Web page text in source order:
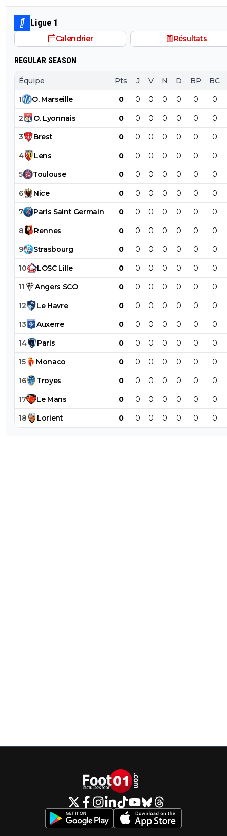
milliard tant que tu y es ! ^^
Ligue 1
Calendrier Résultats
REGULAR SEASON
Équipe Pts J V N D BP BC
1 O. Marseille 0 0 0 0 0 0 0
2 O. Lyonnais 0 0 0 0 0 0 0
3 Brest 0 0 0 0 0 0 0
4 Lens 0 0 0 0 0 0 0
5 Toulouse 0 0 0 0 0 0 0
6 Nice 0 0 0 0 0 0 0
7 Paris Saint Germain 0 0 0 0 0 0 0
8 Rennes 0 0 0 0 0 0 0
9 Strasbourg 0 0 0 0 0 0 0
10 LOSC Lille 0 0 0 0 0 0 0
11 Angers SCO 0 0 0 0 0 0 0
12 Le Havre 0 0 0 0 0 0 0
13 Auxerre 0 0 0 0 0 0 0
14 Paris 0 0 0 0 0 0 0
15 Monaco 0 0 0 0 0 0 0
16 Troyes 0 0 0 0 0 0 0
17 Le Mans 0 0 0 0 0 0 0
18 Lorient 0 0 0 0 0 0 0